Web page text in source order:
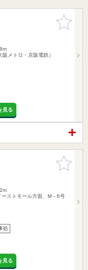
お気に入
りに追加
メトロ・京阪電鉄）
見る
お気に入
りに追加
ストモール方面、M－6号
処
見る